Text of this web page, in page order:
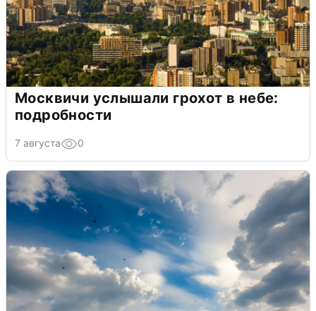
Москвичи услышали грохот в небе:
подробности
7 августа 0